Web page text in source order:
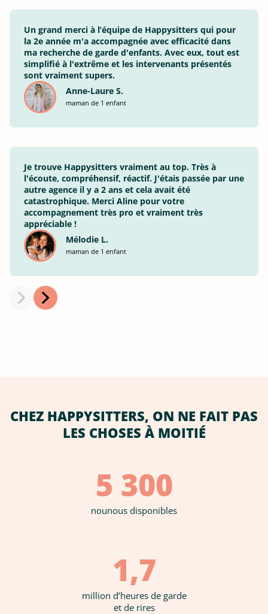
Un grand merci à l’équipe de Happysitters qui pour
la 2e année m'a accompagnée avec efficacité dans
ma recherche de garde d'enfants. Avec eux, tout est
simplifié à l'extrême et les intervenants présentés
sont vraiment supers.
Anne-Laure S.
maman de 1 enfant
Je trouve Happysitters vraiment au top. Très à
l'écoute, compréhensif, réactif. J'étais passée par une
autre agence il y a 2 ans et cela avait été
catastrophique. Merci Aline pour votre
accompagnement très pro et vraiment très
appréciable !
Mélodie L.
maman de 1 enfant
CHEZ HAPPYSITTERS, ON NE FAIT PAS
LES CHOSES À MOITIÉ
5 300
nounous disponibles
1,7
million d’heures de garde
et de rires